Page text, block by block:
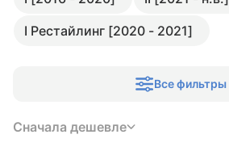
I Рестайлинг [2020 - 2021]
Все фильтры
Сначала дешевле